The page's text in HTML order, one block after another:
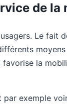
de la
Le fait
la
exemple